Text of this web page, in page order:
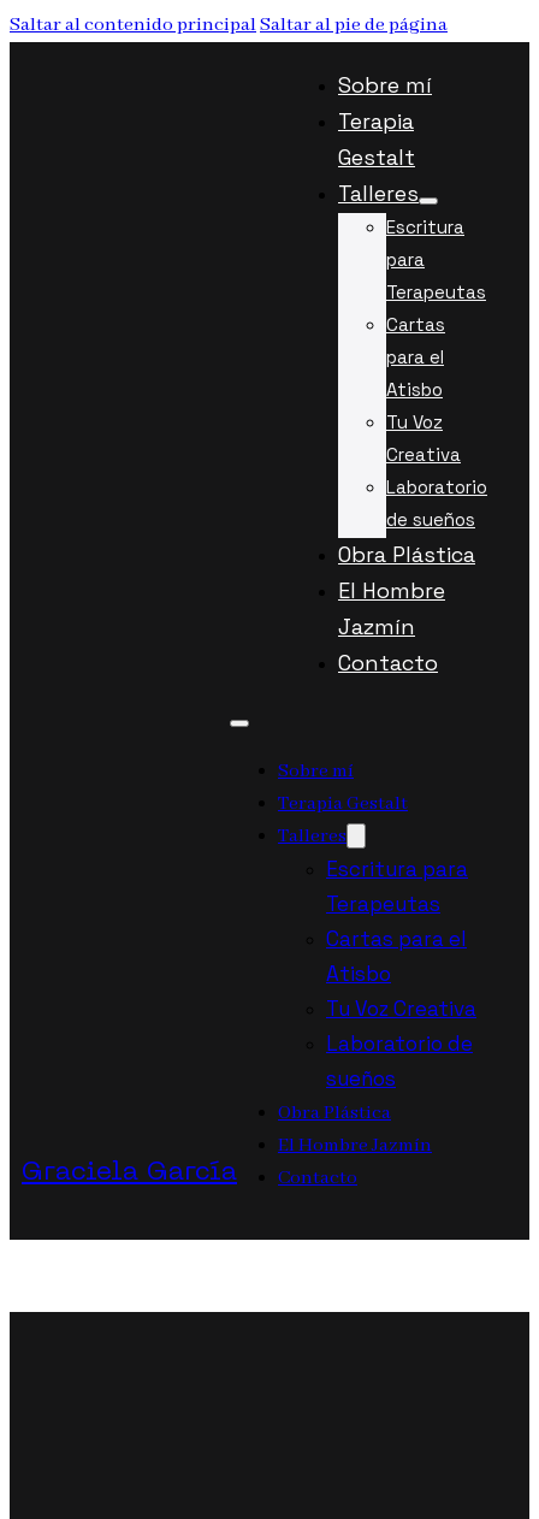
Saltar al contenido principalSaltar al pie de página
Graciela García
Sobre mí
Terapia
Gestalt
Talleres
Escritura
para
Terapeutas
Cartas
para el
Atisbo
Tu Voz
Creativa
Laboratorio
de sueños
Obra Plástica
El Hombre
Jazmín
Contacto
Sobre mí
Terapia Gestalt
Talleres
Escritura para
Terapeutas
Cartas para el
Atisbo
Tu Voz Creativa
Laboratorio de
sueños
Obra Plástica
El Hombre Jazmín
Contacto